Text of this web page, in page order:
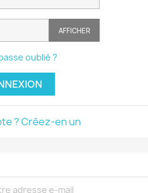
AFFICHER
oublié ?
? Créez-en un